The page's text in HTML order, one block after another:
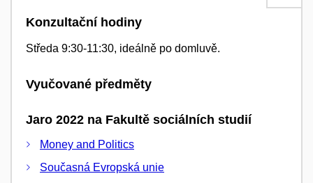
Konzultační hodiny
Středa 9:30-11:30, ideálně po domluvě.
Vyučované předměty
Jaro 2022 na Fakultě sociálních studií
Money and Politics
Současná Evropská unie